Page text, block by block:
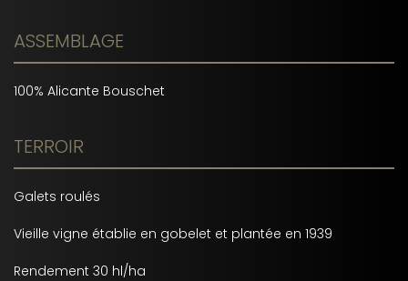
ASSEMBLAGE
100% Alicante Bouschet
TERROIR
Galets roulés
Vieille vigne établie en gobelet et plantée en 1939
Rendement 30 hl/ha